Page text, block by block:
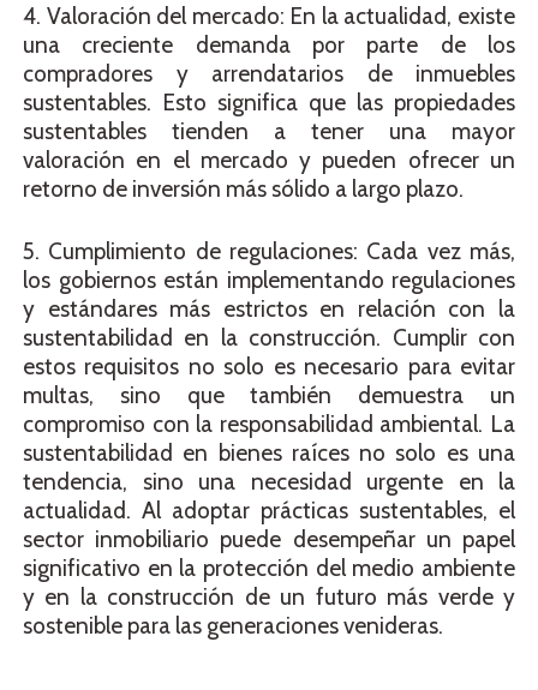
4. Valoración del mercado: En la actualidad, existe
una creciente demanda por parte de los
compradores y arrendatarios de inmuebles
sustentables. Esto significa que las propiedades
sustentables tienden a tener una mayor
valoración en el mercado y pueden ofrecer un
retorno de inversión más sólido a largo plazo.
5. Cumplimiento de regulaciones: Cada vez más,
los gobiernos están implementando regulaciones
y estándares más estrictos en relación con la
sustentabilidad en la construcción. Cumplir con
estos requisitos no solo es necesario para evitar
multas, sino que también demuestra un
compromiso con la responsabilidad ambiental. La
sustentabilidad en bienes raíces no solo es una
tendencia, sino una necesidad urgente en la
actualidad. Al adoptar prácticas sustentables, el
sector inmobiliario puede desempeñar un papel
significativo en la protección del medio ambiente
y en la construcción de un futuro más verde y
sostenible para las generaciones venideras.